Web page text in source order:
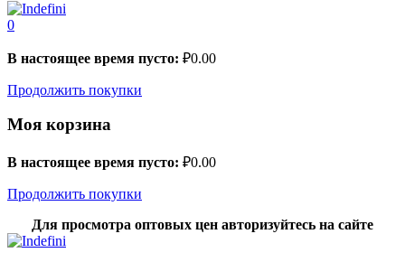
0
В настоящее время пусто: ₽0.00
Продолжить покупки
Моя корзина
В настоящее время пусто: ₽0.00
Продолжить покупки
Для просмотра оптовых цен авторизуйтесь на сайте